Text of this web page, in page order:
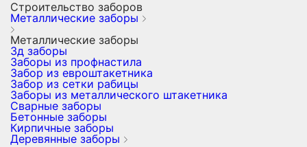
Строительство заборов
Металлические заборы
Металлические заборы
3д заборы
Заборы из профнастила
Забор из евроштакетника
Забор из сетки рабицы
Заборы из металлического штакетника
Сварные заборы
Бетонные заборы
Кирпичные заборы
Деревянные заборы